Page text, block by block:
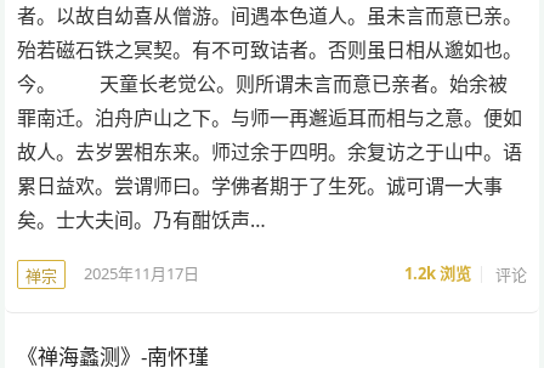
者。以故自幼喜从僧游。间遇本色道人。虽未言而意已亲。
殆若磁石铁之冥契。有不可致诘者。否则虽日相从邈如也。
今。 天童长老觉公。则所谓未言而意已亲者。始余被
罪南迁。泊舟庐山之下。与师一再邂逅耳而相与之意。便如
故人。去岁罢相东来。师过余于四明。余复访之于山中。语
累日益欢。尝谓师曰。学佛者期于了生死。诚可谓一大事
矣。士大夫间。乃有酣饫声…
禅宗 2025年11月17日 1.2k浏览 评论
《禅海蠡测》-南怀瑾